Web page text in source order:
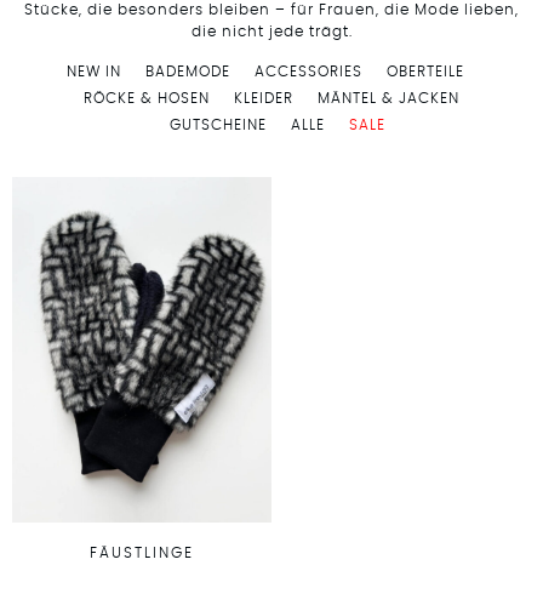
Stücke, die besonders bleiben – für Frauen, die Mode lieben,
die nicht jede trägt.
NEW IN BADEMODE ACCESSORIES
OBERTEILE
RÖCKE & HOSEN
KLEIDER
MÄNTEL & JACKEN
GUTSCHEINE
ALLE SALE
FÄUSTLINGE